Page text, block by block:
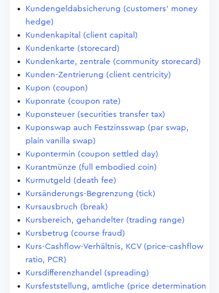
Kundengeldabsicherung (customers' money
hedge)
Kundenkapital (client capital)
Kundenkarte (storecard)
Kundenkarte, zentrale (community storecard)
Kunden-Zentrierung (client centricity)
Kupon (coupon)
Kuponrate (coupon rate)
Kuponsteuer (securities transfer tax)
Kuponswap auch Festzinsswap (par swap,
plain vanilla swap)
Kupontermin (coupon settled day)
Kurantmünze (full embodied coin)
Kurmutgeld (death fee)
Kursänderungs-Begrenzung (tick)
Kursausbruch (break)
Kursbereich, gehandelter (trading range)
Kursbetrug (course fraud)
Kurs-Cashflow-Verhältnis, KCV (price-cashflow
ratio, PCR)
Kursdifferenzhandel (spreading)
Kursfeststellung, amtliche (price determination